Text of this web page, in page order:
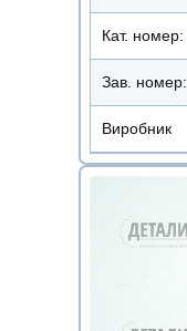
Кат. номер:
Зав. номер:
Виробник